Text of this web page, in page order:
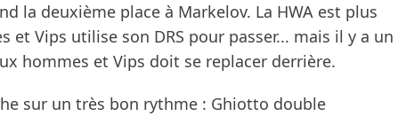
la deuxième place à Markelov. La HWA est plus
et Vips utilise son DRS pour passer... mais il y a un
hommes et Vips doit se replacer derrière.
sur un très bon rythme : Ghiotto double